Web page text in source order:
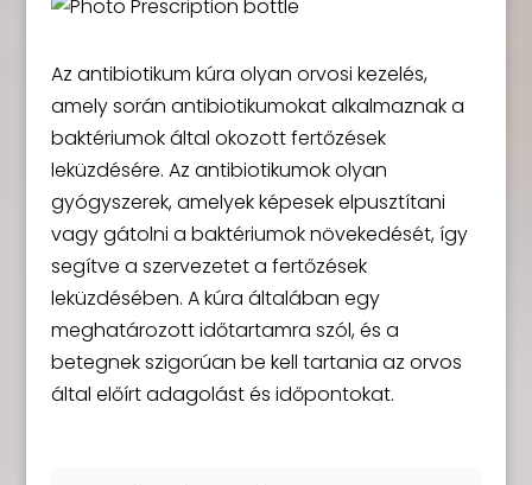
Az antibiotikum kúra olyan orvosi kezelés,
amely során antibiotikumokat alkalmaznak a
baktériumok által okozott fertőzések
leküzdésére. Az antibiotikumok olyan
gyógyszerek, amelyek képesek elpusztítani
vagy gátolni a baktériumok növekedését, így
segítve a szervezetet a fertőzések
leküzdésében. A kúra általában egy
meghatározott időtartamra szól, és a
betegnek szigorúan be kell tartania az orvos
által előírt adagolást és időpontokat.